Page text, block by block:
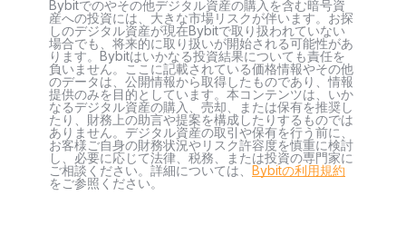
Bybitでのやその他デジタル資産の購入を含む暗号資
産への投資には、大きな市場リスクが伴います。お探
しのデジタル資産が現在Bybitで取り扱われていない
場合でも、将来的に取り扱いが開始される可能性があ
ります。Bybitはいかなる投資結果についても責任を
負いません。ここに記載されている価格情報やその他
のデータは、公開情報から取得したものであり、情報
提供のみを目的としています。本コンテンツは、いか
なるデジタル資産の購入、売却、または保有を推奨し
たり、財務上の助言や提案を構成したりするものでは
ありません。デジタル資産の取引や保有を行う前に、
お客様ご自身の財務状況やリスク許容度を慎重に検討
し、必要に応じて法律、税務、または投資の専門家に
ご相談ください。詳細については、 Bybitの利用規約
をご参照ください。